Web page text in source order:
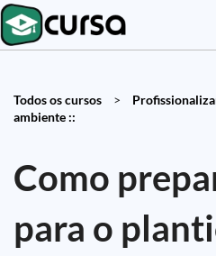
Todos os cursos >
ambiente ::
Como
para o